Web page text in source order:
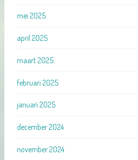
mei 2025
april 2025
maart 2025
februari 2025
januari 2025
december 2024
november 2024